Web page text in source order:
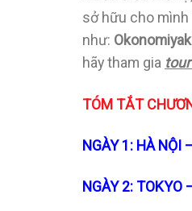
sở hữu cho
như:
hãy tham gia
TÓM TẮT
NGÀY 1: HÀ NỘI
NGÀY 2: TOKYO